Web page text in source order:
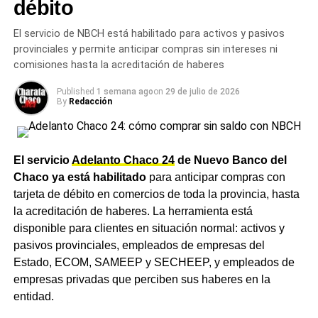
qué prefieren los argentinos según una encuesta
de suba nominal del haber.
Cuánto suben la AUH y las
asignaciones familiares
El incremento del 1,89% también impacta sobre las
asignaciones que administra el organismo. La Asignación
Universal por Hijo (AUH) subirá de $148.049 a
$150.847,13, mientras que la AUH por Discapacidad
pasará de $482.062 a $491.172,97. La Asignación
Familiar por Hijo del primer rango de ingresos se
actualizará de $74.033 a $75.432,22, en tanto que el
pago único por nacimiento subirá a $87.926.
Un trámite cada vez más cerca
en Charata
débito
El servicio de NBCH está habilitado para activos y pasivos
provinciales y permite anticipar compras sin intereses ni
comisiones hasta la acreditación de haberes
Published 1 semana agoon 29 de julio de 2026
By Redacción
El servicioAdelanto Chaco 24de Nuevo Banco del
Chaco ya está habilitadopara anticipar compras con
tarjeta de débito en comercios de toda la provincia, hasta
la acreditación de haberes. La herramienta está
disponible para clientes en situación normal: activos y
pasivos provinciales, empleados de empresas del
Estado, ECOM, SAMEEP y SECHEEP, y empleados de
empresas privadas que perciben sus haberes en la
entidad.